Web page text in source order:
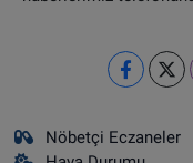
Nöbetçi Eczaneler